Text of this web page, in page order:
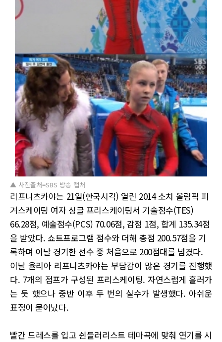
▲ 사진출처=SBS 방송 캡처
리프니츠카야는 21일(한국시각) 열린 2014 소치 올림픽 피
겨스케이팅 여자 싱글 프리스케이팅서 기술점수(TES)
66.28점, 예술점수(PCS) 70.06점, 감점 1점, 합계 135.34점
을 받았다. 쇼트프로그램 점수와 더해 총점 200.57점을 기
록하며 이날 경기한 선수 중 처음으로 200점대를 넘겼다.
이날 율리아 리프니츠카야는 부담감이 많은 경기를 진행했
다. 7개의 점프가 구성된 프리스케이팅. 자연스럽게 흘러가
는 듯 했으나 중반 이후 두 번의 실수가 발생했다. 아쉬운
표정이 묻어났다.
빨간 드레스를 입고 쉰들러리스트 테마곡에 맞춰 연기를 시